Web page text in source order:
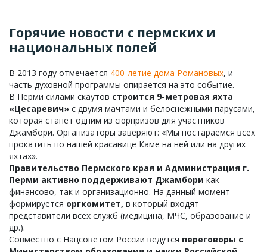
Горячие новости с пермских и
национальных полей
В 2013 году отмечается 400-летие дома Романовых, и
часть духовной программы опирается на это событие.
В Перми силами скаутов строится 9-метровая яхта
«Цесаревич» с двумя мачтами и белоснежными парусами,
которая станет одним из сюрпризов для участников
Джамбори. Организаторы заверяют: «Мы постараемся всех
прокатить по нашей красавице Каме на ней или на других
яхтах».
Правительство Пермского края и Администрация г.
Перми активно поддерживают Джамбори как
финансово, так и организационно. На данный момент
формируется оргкомитет, в который входят
представители всех служб (медицина, МЧС, образование и
др.).
Совместно с Нацсоветом России ведутся переговоры с